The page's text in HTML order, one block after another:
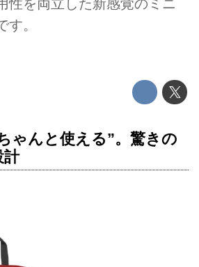
性を両立した新感覚のミニ
。
ゃんと使える”。驚きの
計